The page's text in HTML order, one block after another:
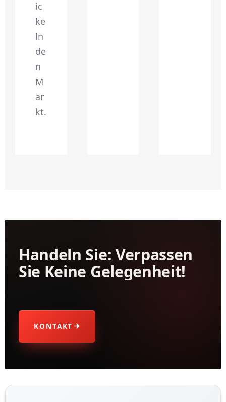
ic
ke
ln
de
n
M
ar
kt.
Handeln Sie: Verpassen
Sie Keine Gelegenheit!
KONTAKT